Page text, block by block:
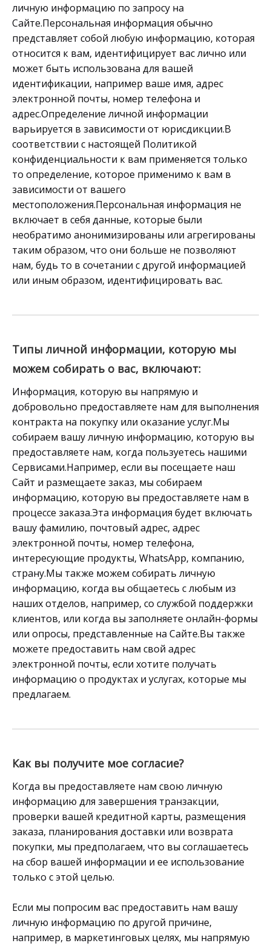
личную информацию по запросу на
Сайте.Персональная информация обычно
представляет собой любую информацию, которая
относится к вам, идентифицирует вас лично или
может быть использована для вашей
идентификации, например ваше имя, адрес
электронной почты, номер телефона и
адрес.Определение личной информации
варьируется в зависимости от юрисдикции.В
соответствии с настоящей Политикой
конфиденциальности к вам применяется только
то определение, которое применимо к вам в
зависимости от вашего
местоположения.Персональная информация не
включает в себя данные, которые были
необратимо анонимизированы или агрегированы
таким образом, что они больше не позволяют
нам, будь то в сочетании с другой информацией
или иным образом, идентифицировать вас.
Типы личной информации, которую мы
можем собирать о вас, включают:
Информация, которую вы напрямую и
добровольно предоставляете нам для выполнения
контракта на покупку или оказание услуг.Мы
собираем вашу личную информацию, которую вы
предоставляете нам, когда пользуетесь нашими
Сервисами.Например, если вы посещаете наш
Сайт и размещаете заказ, мы собираем
информацию, которую вы предоставляете нам в
процессе заказа.Эта информация будет включать
вашу фамилию, почтовый адрес, адрес
электронной почты, номер телефона,
интересующие продукты, WhatsApp, компанию,
страну.Мы также можем собирать личную
информацию, когда вы общаетесь с любым из
наших отделов, например, со службой поддержки
клиентов, или когда вы заполняете онлайн-формы
или опросы, представленные на Сайте.Вы также
можете предоставить нам свой адрес
электронной почты, если хотите получать
информацию о продуктах и ​​услугах, которые мы
предлагаем.
Как вы получите мое согласие?
Когда вы предоставляете нам свою личную
информацию для завершения транзакции,
проверки вашей кредитной карты, размещения
заказа, планирования доставки или возврата
покупки, мы предполагаем, что вы соглашаетесь
на сбор вашей информации и ее использование
только с этой целью.
Если мы попросим вас предоставить нам вашу
личную информацию по другой причине,
например, в маркетинговых целях, мы напрямую